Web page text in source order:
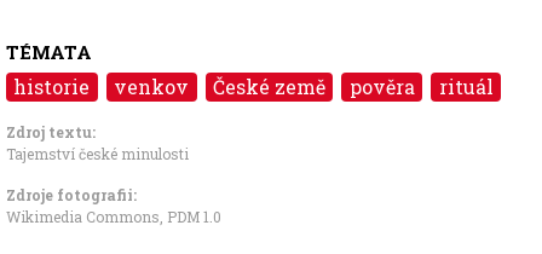
TÉMATA
historie venkov České země pověra rituál
Zdroj textu:
Tajemství české minulosti
Zdroje fotografii:
Wikimedia Commons PDM 1.0